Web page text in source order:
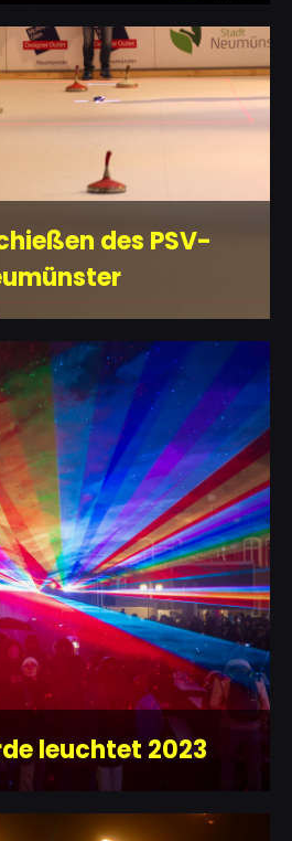
des PSV-
leuchtet 2023